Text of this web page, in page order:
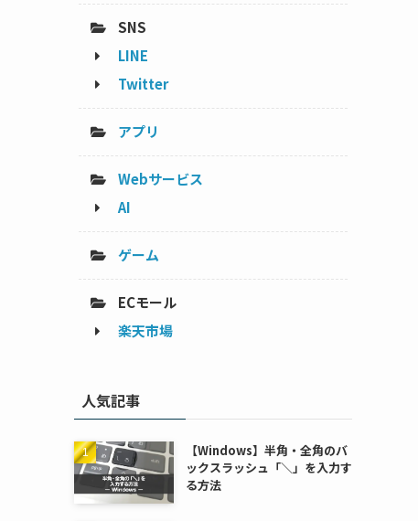
SNS
LINE
Twitter
アプリ
Webサービス
AI
ゲーム
ECモール
楽天市場
人気記事
【Windows】半角・全角のバ
ックスラッシュ「＼」を入力す
る方法